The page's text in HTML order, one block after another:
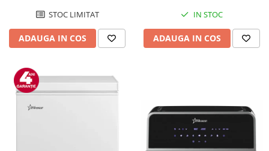
STOC LIMITAT
ADAUGA IN COS
IN STOC
ADAUGA IN COS